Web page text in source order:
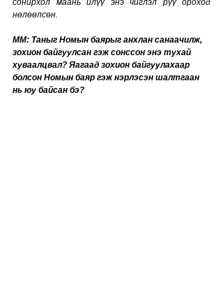
нөлөөлсөн.
MM: Таныг Номын баярыг анхлан санаачилж,
зохион байгуулсан гэж сонссон энэ тухай
хуваалцвал? Яагаад зохион байгуулахаар
болсон Номын баяр гэж нэрлэсэн шалтгаан
нь юу байсан бэ?